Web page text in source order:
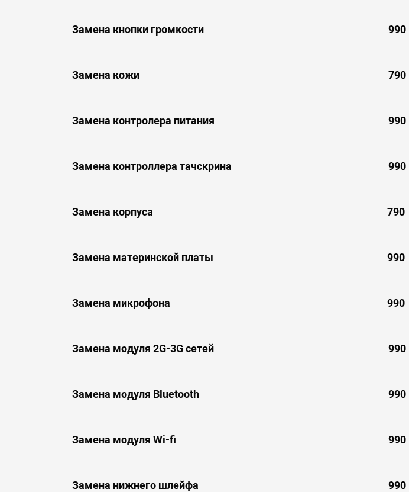
Замена кнопки громкости 990
Замена кожи 790
Замена контролера питания 990
Замена контроллера тачскрина 990
Замена корпуса 790
Замена материнской платы 990
Замена микрофона 990
Замена модуля 2G-3G сетей 990
Замена модуля Bluetooth 990
Замена модуля Wi-fi 990
Замена нижнего шлейфа 990